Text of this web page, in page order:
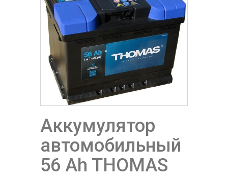
Аккумулятор
автомобильный
56 Ah THOMAS